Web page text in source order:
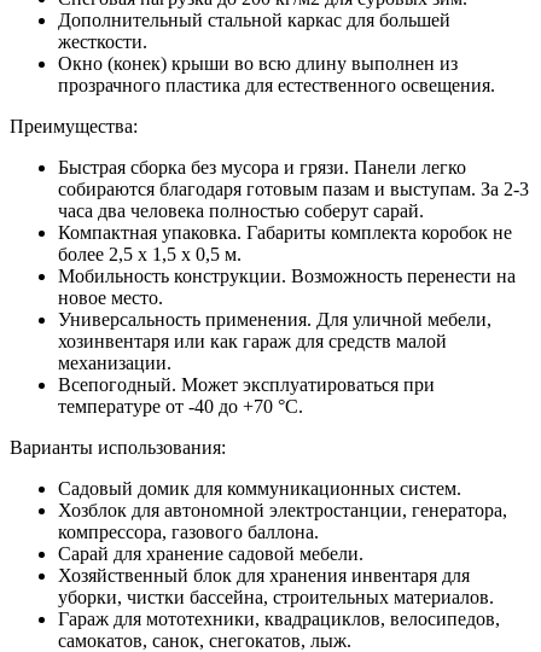
Дополнительный стальной каркас для большей
жесткости.
Окно (конек) крыши во всю длину выполнен из
прозрачного пластика для естественного освещения.
Преимущества:
Быстрая сборка без мусора и грязи. Панели легко
собираются благодаря готовым пазам и выступам. За 2-3
часа два человека полностью соберут сарай.
Компактная упаковка. Габариты комплекта коробок не
более 2,5 х 1,5 х 0,5 м.
Мобильность конструкции. Возможность перенести на
новое место.
Универсальность применения. Для уличной мебели,
хозинвентаря или как гараж для средств малой
механизации.
Всепогодный. Может эксплуатироваться при
температуре от -40 до +70 °С.
Варианты использования:
Садовый домик для коммуникационных систем.
Хозблок для автономной электростанции, генератора,
компрессора, газового баллона.
Сарай для хранение садовой мебели.
Хозяйственный блок для хранения инвентаря для
уборки, чистки бассейна, строительных материалов.
Гараж для мототехники, квадрациклов, велосипедов,
самокатов, санок, снегокатов, лыж.